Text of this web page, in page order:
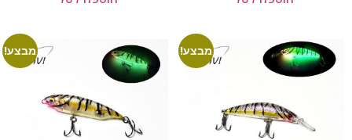
מבצע! מבצע!